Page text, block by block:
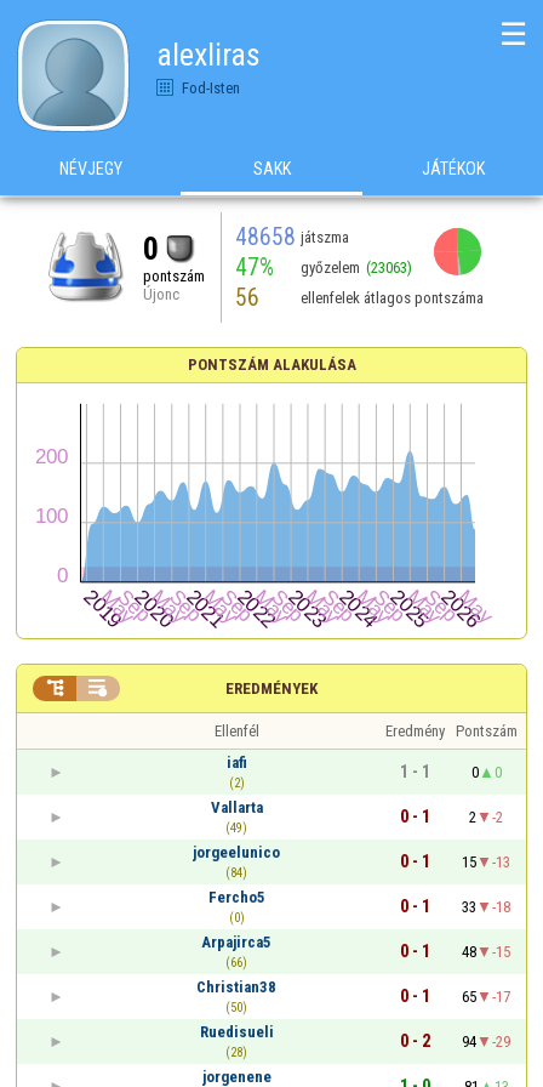
alexliras
Fod-Isten
☰
NÉVJEGY SAKK JÁTÉKOK
0
pontszám
Újonc
48658 játszma
47% győzelem (23063)
56 ellenfelek átlagos pontszáma
PONTSZÁM ALAKULÁSA
EREDMÉNYEK
 
Ellenfél Eredmény Pontszám
iafi
(2)
1 - 1 0
0
Vallarta
(49)
0 - 1 2
-2
jorgeelunico
(84)
0 - 1 15
-13
Fercho5
(0)
0 - 1 33
-18
Arpajirca5
(66)
0 - 1 48
-15
Christian38
(50)
0 - 1 65
-17
Ruedisueli
(28)
0 - 2 94
-29
jorgenene